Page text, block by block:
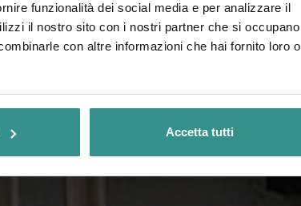
funzionalità dei social media e per analizzare il
il nostro sito con i nostri partner che si occupano
con altre informazioni che hai fornito loro o
Accetta tutti